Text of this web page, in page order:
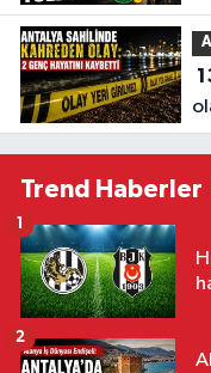
Trend Haberler
1
2